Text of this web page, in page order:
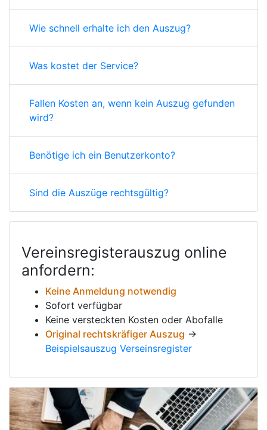
Wie schnell erhalte ich den Auszug?
Was kostet der Service?
Fallen Kosten an, wenn kein Auszug gefunden
wird?
Benötige ich ein Benutzerkonto?
Sind die Auszüge rechtsgültig?
Vereinsregisterauszug online
anfordern:
Keine Anmeldung notwendig
Sofort verfügbar
Keine versteckten Kosten oder Abofalle
Original rechtskräfiger Auszug →
Beispielsauszug Verseinsregister